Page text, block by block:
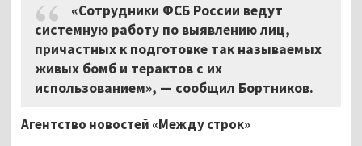
«Сотрудники ФСБ России ведут
системную работу по выявлению лиц,
причастных к подготовке так называемых
живых бомб и терактов с их
использованием», — сообщил Бортников.
Агентство новостей «Между строк»